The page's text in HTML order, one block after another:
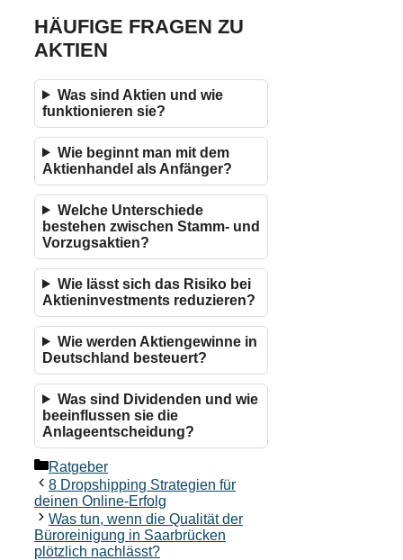
HÄUFIGE FRAGEN ZU
AKTIEN
Was sind Aktien und wie
funktionieren sie?
Wie beginnt man mit dem
Aktienhandel als Anfänger?
Welche Unterschiede
bestehen zwischen Stamm- und
Vorzugsaktien?
Wie lässt sich das Risiko bei
Aktieninvestments reduzieren?
Wie werden Aktiengewinne in
Deutschland besteuert?
Was sind Dividenden und wie
beeinflussen sie die
Anlageentscheidung?
Kategorien
Ratgeber
8 Dropshipping Strategien für
deinen Online-Erfolg
Was tun, wenn die Qualität der
Büroreinigung in Saarbrücken
plötzlich nachlässt?